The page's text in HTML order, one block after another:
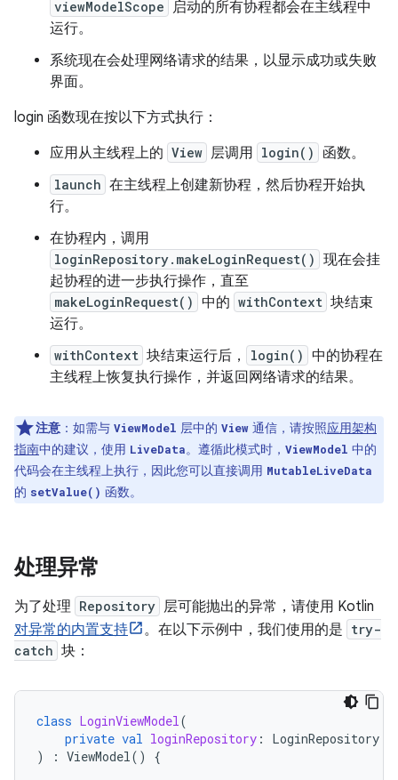
viewModelScope 启动的所有协程都会在主线程中
运行。
系统现在会处理网络请求的结果，以显示成功或失败
界面。
login 函数现在按以下方式执行：
应用从主线程上的 View 层调用 login() 函数。
launch 在主线程上创建新协程，然后协程开始执
行。
在协程内，调用
loginRepository.makeLoginRequest() 现在会挂
起协程的进一步执行操作，直至
makeLoginRequest() 中的 withContext 块结束
运行。
withContext 块结束运行后， login() 中的协程在
主线程上恢复执行操作，并返回网络请求的结果。
注意 ：如需与 ViewModel 层中的 View 通信，请按照应用架构
指南中的建议，使用 LiveData。遵循此模式时， ViewModel 中的
代码会在主线程上执行，因此您可以直接调用 MutableLiveData
的 setValue() 函数。
处理异常
为了处理 Repository 层可能抛出的异常，请使用 Kotlin
对异常的内置支持
。在以下示例中，我们使用的是 try-
catch 块：
class LoginViewModel(
private val loginRepository :
LoginRepository
)
: ViewModel() {